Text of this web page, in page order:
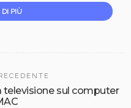
DI PIÙ
televisione sul computer